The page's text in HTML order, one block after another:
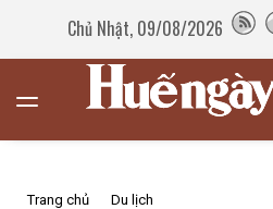
Chủ Nhật, 09/08/2026
Trang chủ Du lịch